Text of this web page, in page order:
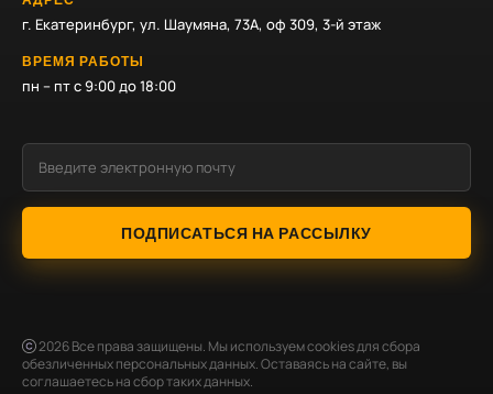
г. Екатеринбург, ул. Шаумяна, 73А, оф 309, 3-й этаж
ВРЕМЯ РАБОТЫ
пн – пт с 9:00 до 18:00
ПОДПИСАТЬСЯ НА РАССЫЛКУ
2026Все права защищены. Мы используем cookies для сбора
обезличенных персональных данных. Оставаясь на сайте, вы
соглашаетесь на сбор таких данных.